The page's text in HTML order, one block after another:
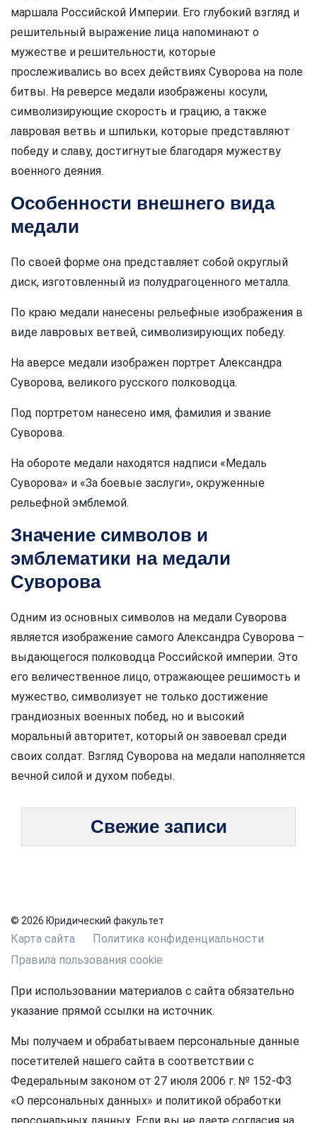
маршала Российской Империи. Его глубокий взгляд и
решительный выражение лица напоминают о
мужестве и решительности, которые
прослеживались во всех действиях Суворова на поле
битвы. На реверсе медали изображены косули,
символизирующие скорость и грацию, а также
лавровая ветвь и шпильки, которые представляют
победу и славу, достигнутые благодаря мужеству
военного деяния.
Особенности внешнего вида
медали
По своей форме она представляет собой округлый
диск, изготовленный из полудрагоценного металла.
По краю медали нанесены рельефные изображения в
виде лавровых ветвей, символизирующих победу.
На аверсе медали изображен портрет Александра
Суворова, великого русского полководца.
Под портретом нанесено имя, фамилия и звание
Суворова.
На обороте медали находятся надписи «Медаль
Суворова» и «За боевые заслуги», окруженные
рельефной эмблемой.
Значение символов и
эмблематики на медали
Суворова
Одним из основных символов на медали Суворова
является изображение самого Александра Суворова –
выдающегося полководца Российской империи. Это
его величественное лицо, отражающее решимость и
мужество, символизует не только достижение
грандиозных военных побед, но и высокий
моральный авторитет, который он завоевал среди
своих солдат. Взгляд Суворова на медали наполняется
вечной силой и духом победы.
Свежие записи
© 2026 Юридический факультет
Карта сайта
Политика конфиденциальности
Правила пользования cookie
При использовании материалов с сайта обязательно
указание прямой ссылки на источник.
Мы получаем и обрабатываем персональные данные
посетителей нашего сайта в соответствии с
Федеральным законом от 27 июля 2006 г. № 152-ФЗ
«О персональных данных» и политикой обработки
персональных данных. Если вы не даете согласия на